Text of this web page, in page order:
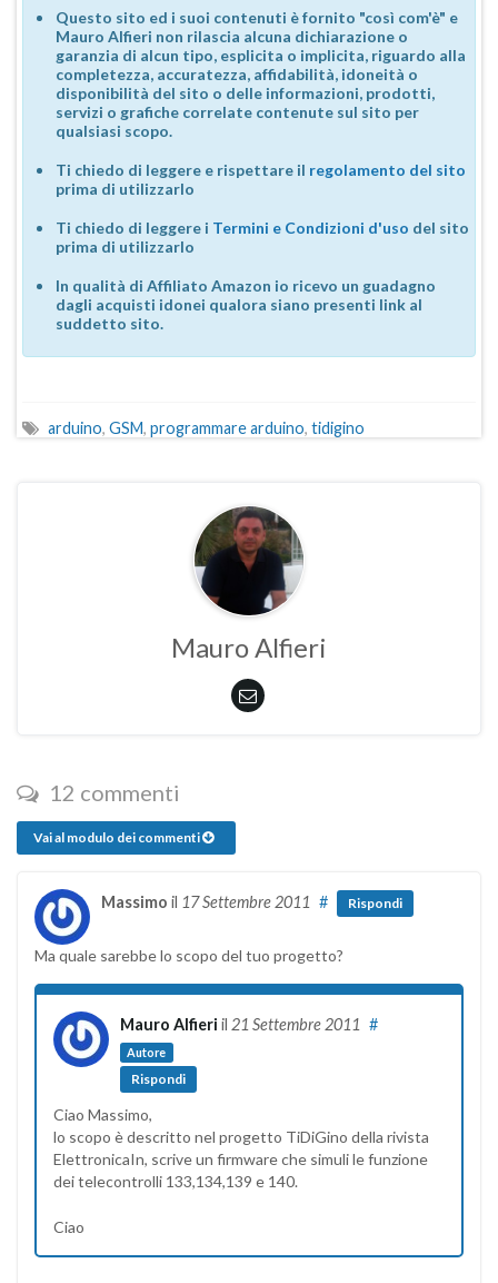
Questo sito ed i suoi contenuti è fornito "così com'è" e
Mauro Alfieri non rilascia alcuna dichiarazione o
garanzia di alcun tipo, esplicita o implicita, riguardo alla
completezza, accuratezza, affidabilità, idoneità o
disponibilità del sito o delle informazioni, prodotti,
servizi o grafiche correlate contenute sul sito per
qualsiasi scopo.
Ti chiedo di leggere e rispettare il regolamento del sito
prima di utilizzarlo
Ti chiedo di leggere i Termini e Condizioni d'uso del sito
prima di utilizzarlo
In qualità di Affiliato Amazon io ricevo un guadagno
dagli acquisti idonei qualora siano presenti link al
suddetto sito.
arduino, GSM, programmare arduino, tidigino
Mauro Alfieri
12 commenti
Vai al modulo dei commenti
Massimo il 17 Settembre 2011 # Rispondi
Ma quale sarebbe lo scopo del tuo progetto?
Mauro Alfieri il 21 Settembre 2011
Autore
#
Rispondi
Ciao Massimo,
lo scopo è descritto nel progetto TiDiGino della rivista
ElettronicaIn, scrive un firmware che simuli le funzione
dei telecontrolli 133,134,139 e 140.
Ciao